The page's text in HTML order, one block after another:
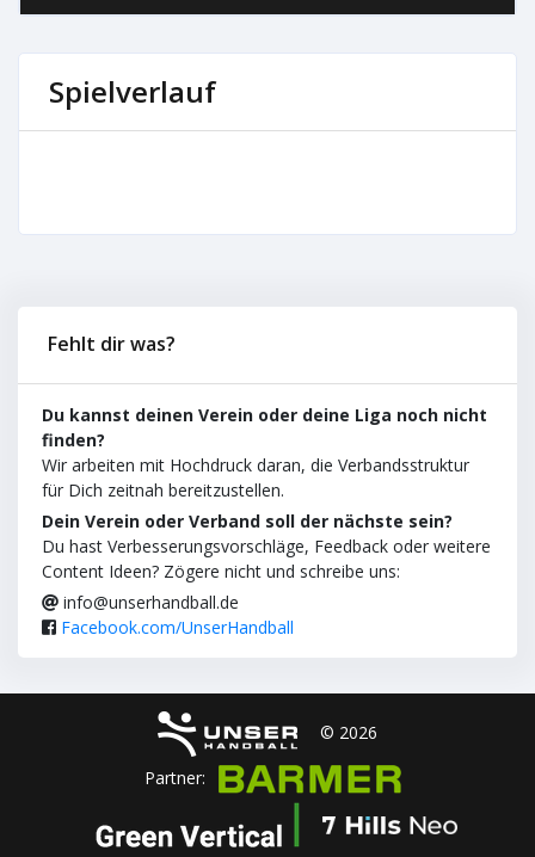
Spielverlauf
Fehlt dir was?
Du kannst deinen Verein oder deine Liga noch nicht
finden?
Wir arbeiten mit Hochdruck daran, die Verbandsstruktur
für Dich zeitnah bereitzustellen.
Dein Verein oder Verband soll der nächste sein?
Du hast Verbesserungsvorschläge, Feedback oder weitere
Content Ideen? Zögere nicht und schreibe uns:
info@unserhandball.de
Facebook.com/UnserHandball
© 2026
Partner: